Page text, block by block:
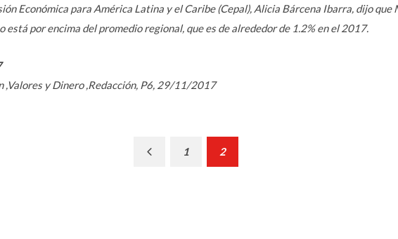
Económica para América Latina y el Caribe (Cepal), Alicia Bárcena Ibarra, dijo
está por encima del promedio regional, que es de alrededor de 1.2% en el 2017.
,Valores y Dinero ,Redacción, P6, 29/11/2017
Previous
1 2